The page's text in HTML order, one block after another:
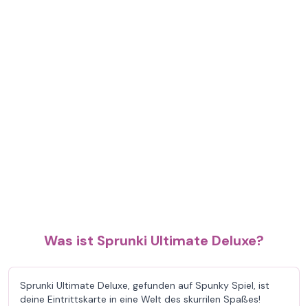
Was ist Sprunki Ultimate Deluxe?
Sprunki Ultimate Deluxe, gefunden auf Spunky Spiel, ist
deine Eintrittskarte in eine Welt des skurrilen Spaßes!